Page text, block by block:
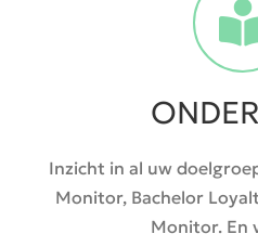
Inzicht in al uw
Monitor, Bachelor
Monitor. En